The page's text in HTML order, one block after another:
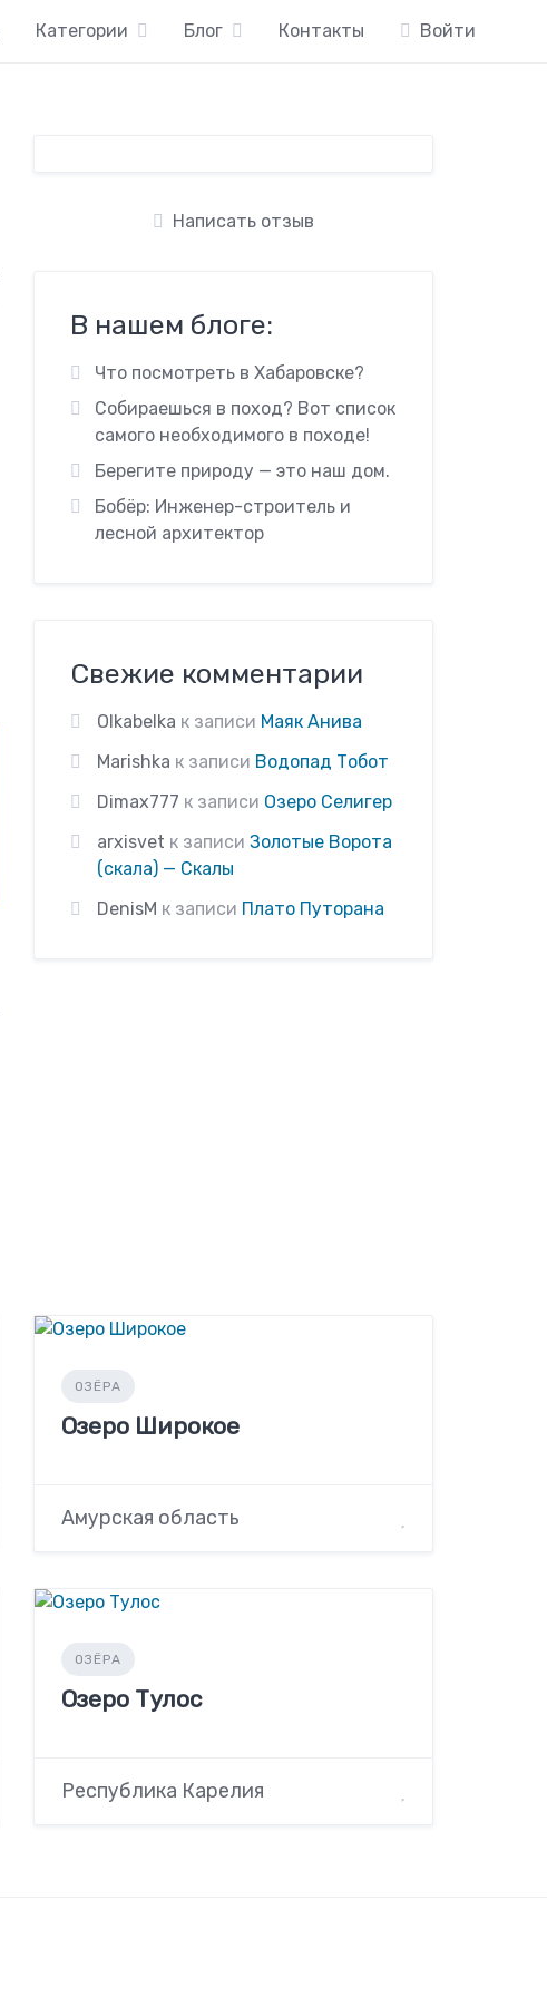
Категории Блог Контакты Войти
Написать отзыв
В нашем блоге:
Что посмотреть в Хабаровске?
Собираешься в поход? Вот список
самого необходимого в походе!
Берегите природу — это наш дом.
Бобёр: Инженер-строитель и
лесной архитектор
Свежие комментарии
Olkabelka к записи Маяк Анива
Marishka к записи Водопад Тобот
Dimax777 к записи Озеро Селигер
arxisvet к записиЗолотые Ворота
(скала) — Скалы
DenisM к записи Плато Путорана
ОЗЁРА
Озеро Широкое
Амурская область
ОЗЁРА
Озеро Тулос
Республика Карелия